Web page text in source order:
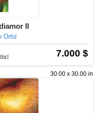
II
Ortiz
7.000 $
30.00 x 30.00 in